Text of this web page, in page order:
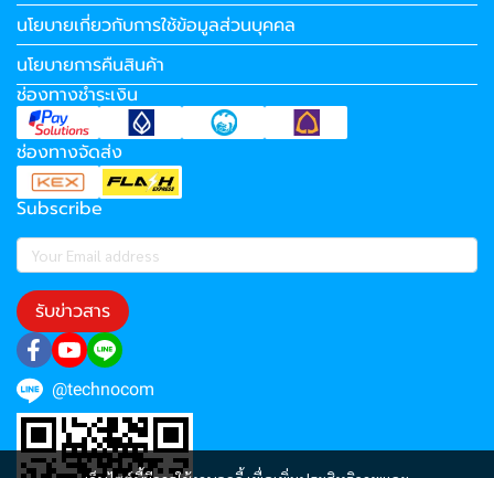
นโยบายเกี่ยวกับการใช้ข้อมูลส่วนบุคคล
นโยบายการคืนสินค้า
ช่องทางชำระเงิน
ช่องทางจัดส่ง
Subscribe
รับข่าวสาร
@technocom